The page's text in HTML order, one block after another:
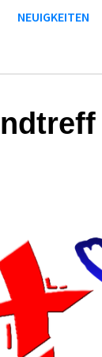
NEUIGKEITEN